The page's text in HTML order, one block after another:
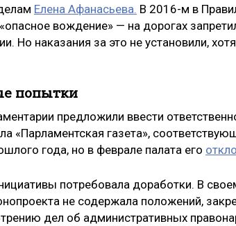
Елена Афанасьева. В 2016-м в
вождение» — на дорогах
Но наказания за это не установили,
попытки
предложили ввести
«Парламентская газета»,
года, но в феврале палата его
потребовала доработки. В
не содержала положений,
дел об административных